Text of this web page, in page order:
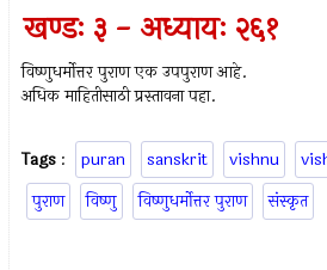
खण्डः ३ - अध्यायः २६१
विष्णुधर्मोत्तर पुराण एक उपपुराण आहे.
अधिक माहितीसाठी प्रस्तावना पहा.
Tags : puran sanskrit vishnu
पुराण
विष्णु विष्णुधर्मोत्तर पुराण संस्कृत